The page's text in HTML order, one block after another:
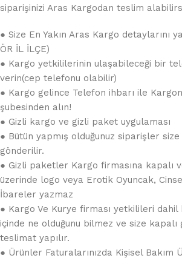
siparişinizi Aras Kargodan teslim
● Size En Yakın Aras Kargo detaylarını
ÖR İL İLÇE)
● Kargo yetkililerinin ulaşabileceği bir
verin(cep telefonu olabilir)
● Kargo gelince Telefon ihbarı ile
şubesinden alın!
● Gizli kargo ve gizli paket uygulaması
● Bütün yapmış olduğunuz siparişler
gönderilir.
● Gizli paketler Kargo firmasına kapalı
üzerinde logo veya Erotik Oyuncak,
İbareler yazmaz
● Kargo Ve Kurye firması yetkilileri dahil
içinde ne olduğunu bilmez ve size
teslimat yapılır.
● Ürünler Faturalarınızda Kişisel Bakım